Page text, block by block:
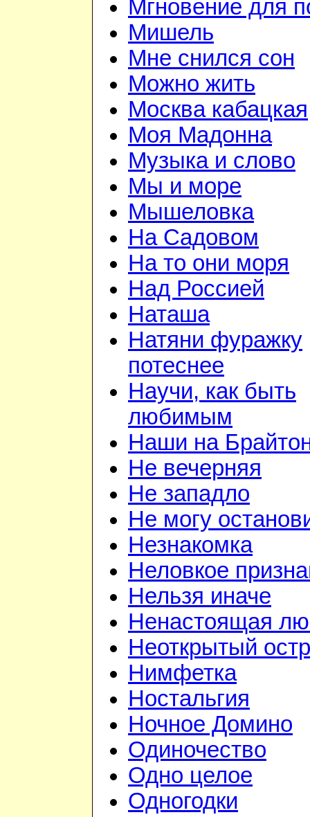
Мгновение для
Мишель
Мне снился сон
Можно жить
Москва кабацкая
Моя Мадонна
Музыка и слово
Мы и море
Мышеловка
На Садовом
На то они моря
Над Россией
Наташа
Натяни фуражку
потеснее
Научи, как быть
любимым
Наши на
Не вечерняя
Не западло
Не могу
Незнакомка
Неловкое
Нельзя иначе
Ненастоящая
Неоткрытый
Нимфетка
Ностальгия
Ночное Домино
Одиночество
Одно целое
Одногодки